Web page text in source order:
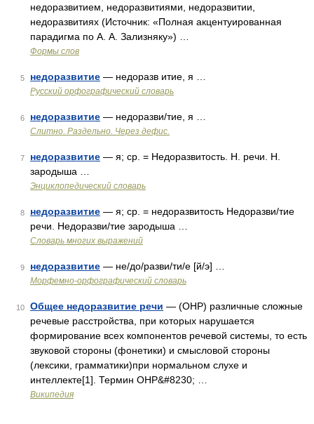
недоразвитием, недоразвитиями, недоразвитии,
недоразвитиях (Источник: «Полная акцентуированная
парадигма по А. А. Зализняку») …
Формы слов
5 недоразвитие — недоразв итие, я …
Русский орфографический словарь
6 недоразвитие — недоразви/тие, я …
Слитно. Раздельно. Через дефис.
7 недоразвитие — я; ср. = Недоразвитость. Н. речи. Н.
зародыша …
Энциклопедический словарь
8 недоразвитие — я; ср. = недоразвитость Недоразви/тие
речи. Недоразви/тие зародыша …
Словарь многих выражений
9 недоразвитие — не/до/разви/ти/е [й/э] …
Морфемно-орфографический словарь
10 Общее недоразвитие речи — (ОНР) различные сложные
речевые расстройства, при которых нарушается
формирование всех компонентов речевой системы, то есть
звуковой стороны (фонетики) и смысловой стороны
(лексики, грамматики)при нормальном слухе и
интеллекте[1]. Термин ОНР&#8230; …
Википедия